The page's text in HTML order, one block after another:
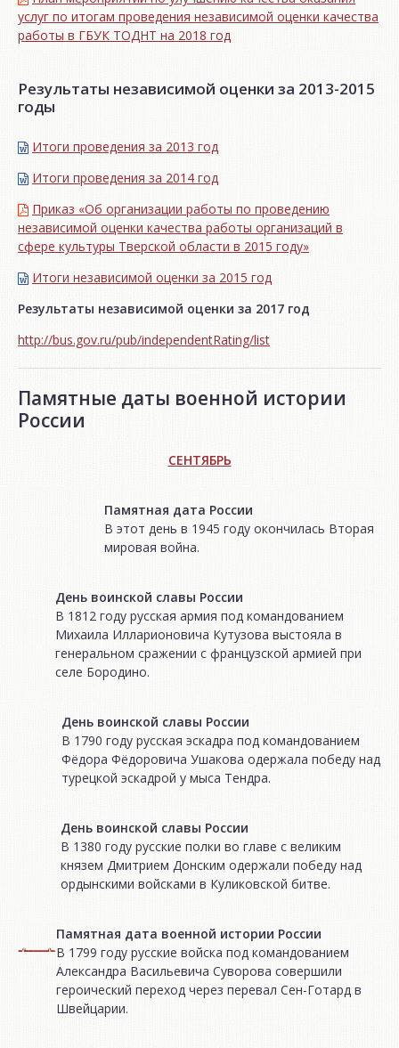
услуг по итогам проведения независимой оценки качества
работы в ГБУК ТОДНТ на 2018 год
Результаты независимой оценки за 2013-2015
годы
Итоги проведения за 2013 год
Итоги проведения за 2014 год
Приказ «Об организации работы по проведению
независимой оценки качества работы организаций в
сфере культуры Тверской области в 2015 году»
Итоги независимой oценки за 2015 год
Результаты независимой оценки за 2017 год
http://bus.gov.ru/pub/independentRating/list
Памятные даты военной истории
России
СЕНТЯБРЬ
Памятная дата России
В этот день в 1945 году окончилась Вторая
мировая война.
День воинской славы России
В 1812 году русская армия под командованием
Михаила Илларионовича Кутузова выстояла в
генеральном сражении с французской армией при
селе Бородино.
День воинской славы России
В 1790 году русская эскадра под командованием
Фёдора Фёдоровича Ушакова одержала победу над
турецкой эскадрой у мыса Тендра.
День воинской славы России
В 1380 году русские полки во главе с великим
князем Дмитрием Донским одержали победу над
ордынскими войсками в Куликовской битве.
Памятная дата военной истории России
В 1799 году русские войска под командованием
Александра Васильевича Суворова совершили
героический переход через перевал Сен-Готард в
Швейцарии.